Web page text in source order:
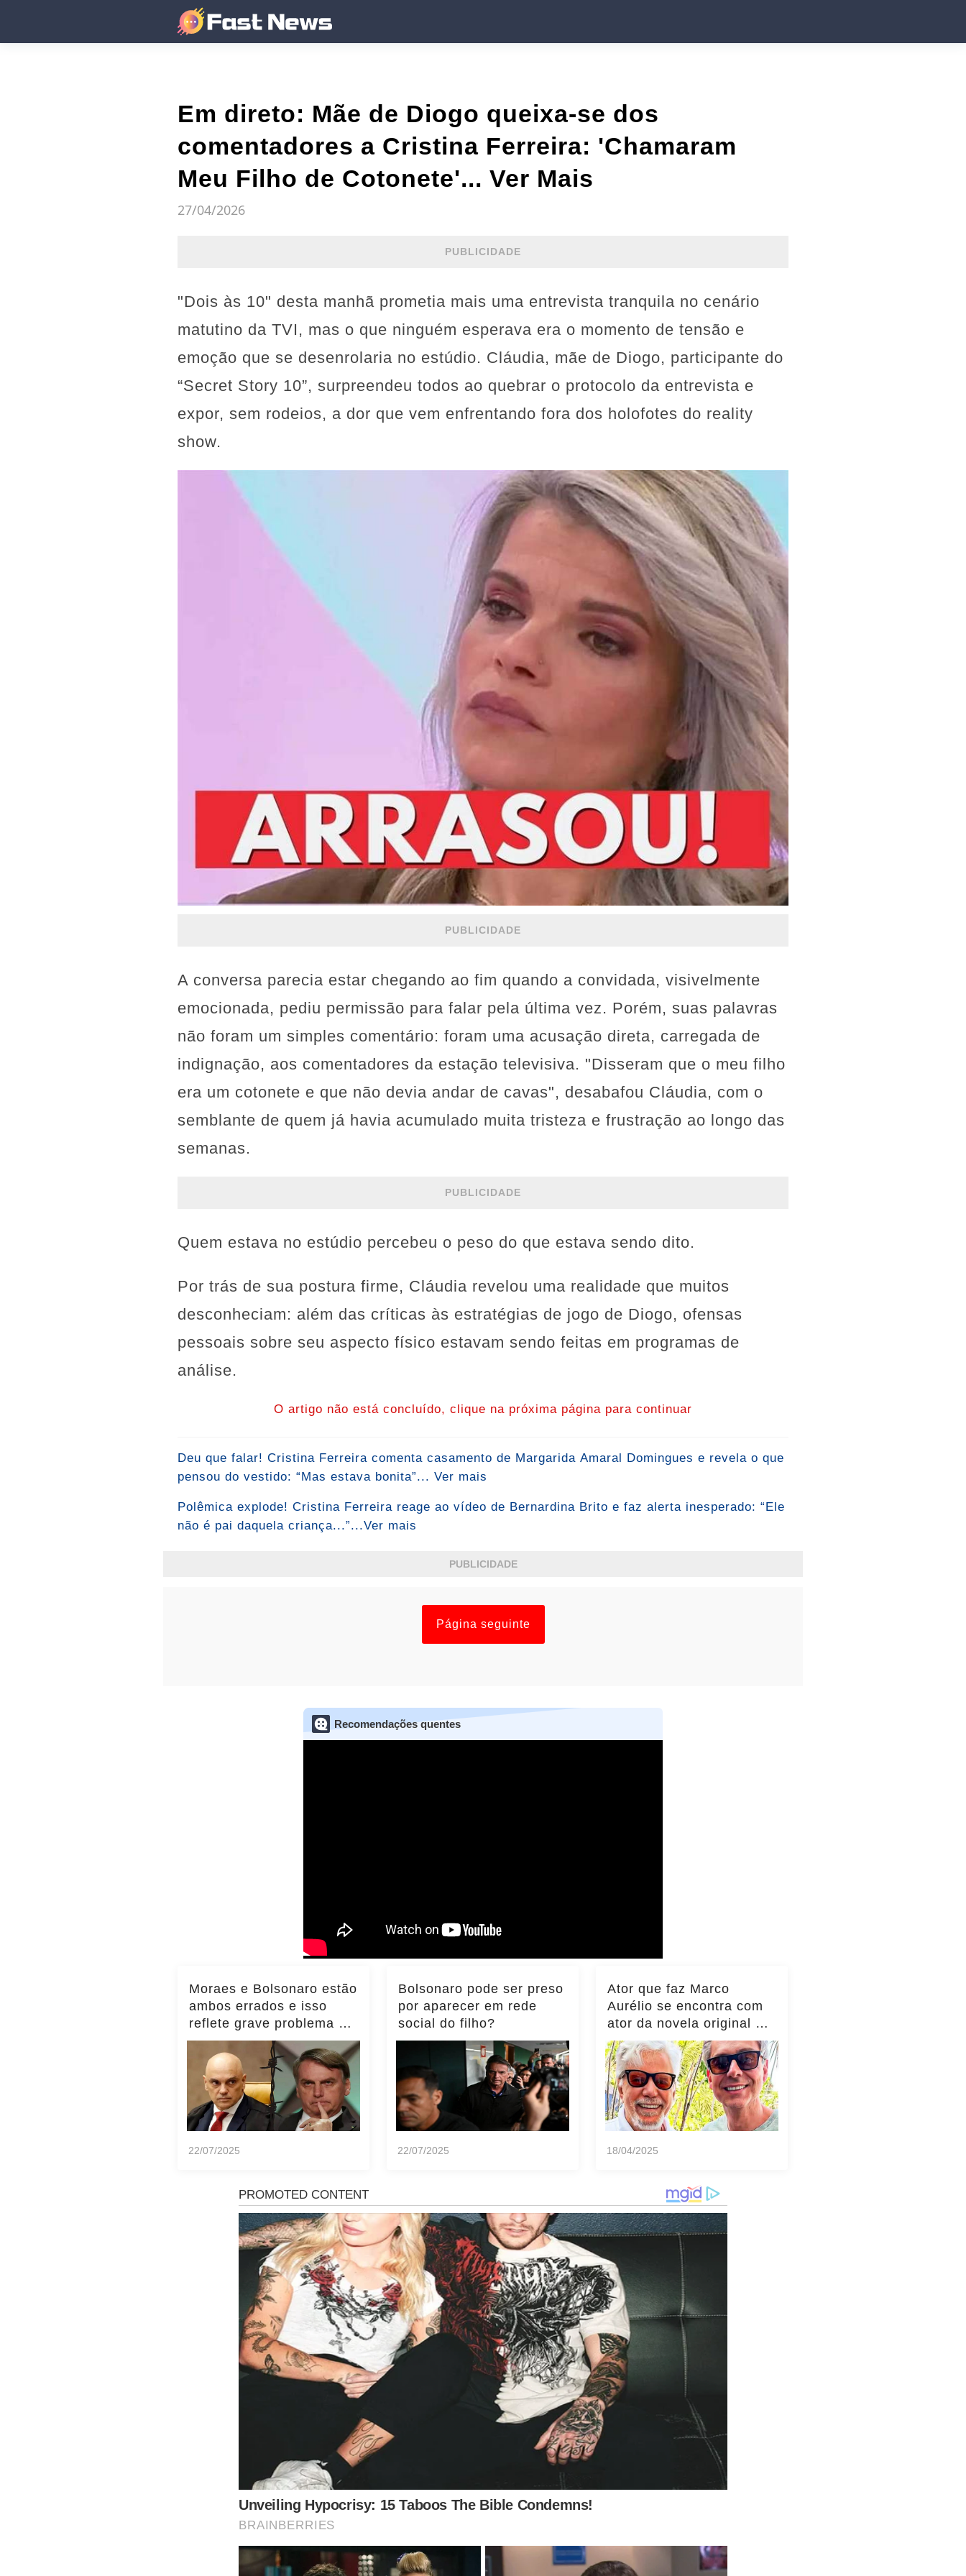
Em direto: Mãe de Diogo queixa-se dos
comentadores a Cristina Ferreira: 'Chamaram
Meu Filho de Cotonete'... Ver Mais
27/04/2026
PUBLICIDADE
"Dois às 10" desta manhã prometia mais uma entrevista tranquila no cenário
matutino da TVI, mas o que ninguém esperava era o momento de tensão e
emoção que se desenrolaria no estúdio. Cláudia, mãe de Diogo, participante do
“Secret Story 10”, surpreendeu todos ao quebrar o protocolo da entrevista e
expor, sem rodeios, a dor que vem enfrentando fora dos holofotes do reality
show.
PUBLICIDADE
A conversa parecia estar chegando ao fim quando a convidada, visivelmente
emocionada, pediu permissão para falar pela última vez. Porém, suas palavras
não foram um simples comentário: foram uma acusação direta, carregada de
indignação, aos comentadores da estação televisiva. "Disseram que o meu filho
era um cotonete e que não devia andar de cavas", desabafou Cláudia, com o
semblante de quem já havia acumulado muita tristeza e frustração ao longo das
semanas.
PUBLICIDADE
Quem estava no estúdio percebeu o peso do que estava sendo dito.
Por trás de sua postura firme, Cláudia revelou uma realidade que muitos
desconheciam: além das críticas às estratégias de jogo de Diogo, ofensas
pessoais sobre seu aspecto físico estavam sendo feitas em programas de
análise.
O artigo não está concluído, clique na próxima página para continuar
Deu que falar! Cristina Ferreira comenta casamento de Margarida Amaral Domingues e revela o que
pensou do vestido: “Mas estava bonita”... Ver mais
Polêmica explode! Cristina Ferreira reage ao vídeo de Bernardina Brito e faz alerta inesperado: “Ele
não é pai daquela criança...”...Ver mais
PUBLICIDADE
Página seguinte
Recomendações quentes
Moraes e Bolsonaro estão
ambos errados e isso
reflete grave problema do
Brasil, diz Transparência
Internacional
22/07/2025
Bolsonaro pode ser preso
por aparecer em rede
social do filho?
22/07/2025
Ator que faz Marco
Aurélio se encontra com
ator da novela original e
momento viraliza,
notícias!... ver mais
18/04/2025